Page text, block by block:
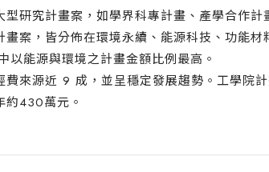
究計畫案，如學界科專計畫、產學合作計
案，皆分佈在環境永續、能源科技、功能
能源與環境之計畫金額比例最高。
來源近 9 成，並呈穩定發展趨勢。工學院
約430萬元。